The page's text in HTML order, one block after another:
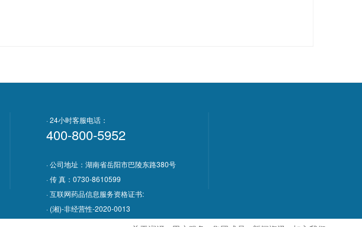
· 24小时客服电话：
400-800-5952
· 公司地址：湖南省岳阳市巴陵东路380号
· 传 真：0730-8610599
· 互联网药品信息服务资格证书:
· (湘)-非经营性-2020-0013